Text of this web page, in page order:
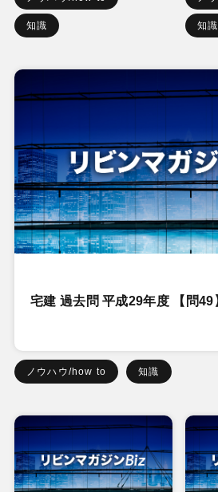
知識 知識
宅建 過去問 平成29年度 【問49
ノウハウ/how to 知識